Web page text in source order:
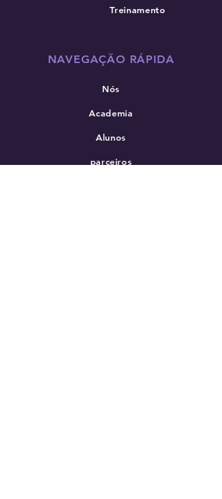
Treinamento
NAVEGAÇÃO RÁPIDA
Nós
Academia
Alunos
parceiros